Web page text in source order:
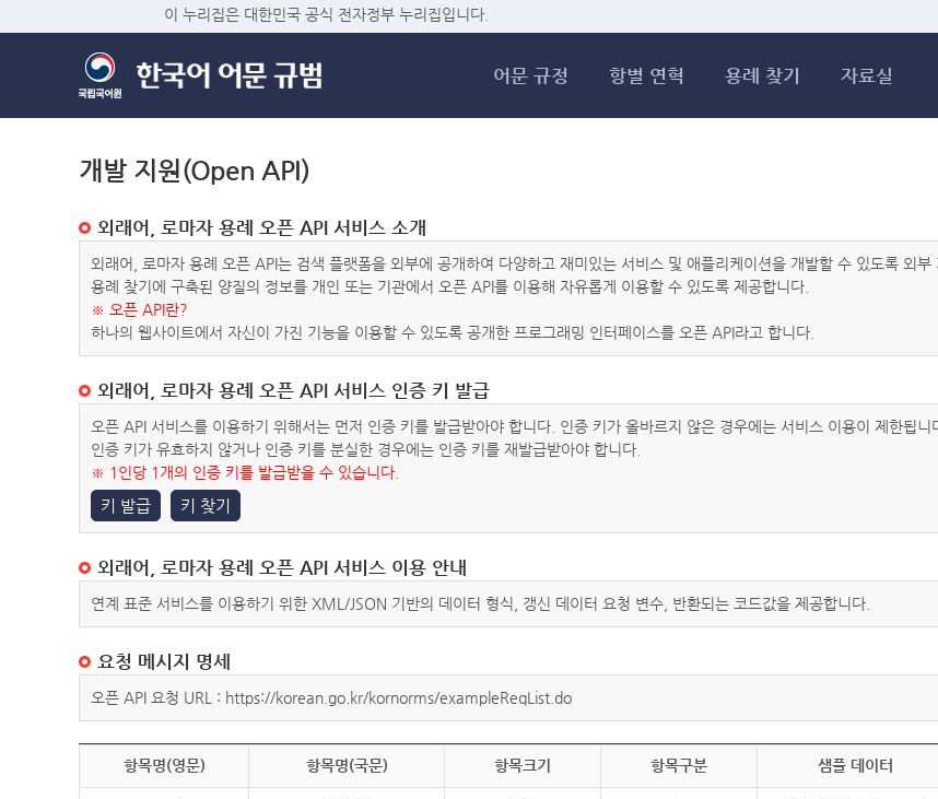
이 누리집은 대한민국 공식 전자정부 누리집입니다.
어문 규정 항별 연혁 용례 찾기 자료실
개발 지원(Open API)
외래어, 로마자 용례 오픈 API 서비스 소개
외래어, 로마자 용례 오픈 API는 검색 플랫폼을 외부에 공개하여 다양하고 재미있는 서비스 및 애플리케이션을 개발할 수 있도록 외
용례 찾기에 구축된 양질의 정보를 개인 또는 기관에서 오픈 API를 이용해 자유롭게 이용할 수 있도록 제공합니다.
※ 오픈 API란?
하나의 웹사이트에서 자신이 가진 기능을 이용할 수 있도록 공개한 프로그래밍 인터페이스를 오픈 API라고 합니다.
외래어, 로마자 용례 오픈 API 서비스 인증 키 발급
오픈 API 서비스를 이용하기 위해서는 먼저 인증 키를 발급받아야 합니다. 인증 키가 올바르지 않은 경우에는 서비스 이용이 제한됩니
인증 키가 유효하지 않거나 인증 키를 분실한 경우에는 인증 키를 재발급받아야 합니다.
※ 1인당 1개의 인증 키를 발급받을 수 있습니다.
키 발급 키 찾기
외래어, 로마자 용례 오픈 API 서비스 이용 안내
연계 표준 서비스를 이용하기 위한 XML/JSON 기반의 데이터 형식, 갱신 데이터 요청 변수, 반환되는 코드값을 제공합니다.
요청 메시지 명세
오픈 API 요청 URL : https://korean.go.kr/kornorms/exampleReqList.do
항목명(영문) 항목명(국문) 항목크기 항목구분 샘플 데이터